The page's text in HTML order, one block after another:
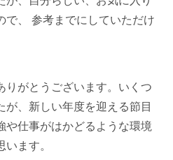
で、 参考までにしていただけ
りがとうございます。いくつ
、新しい年度を迎える節目
や仕事がはかどるような環境
ます。